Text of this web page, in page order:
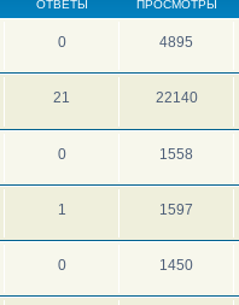
ОТВЕТЫ ПРОСМОТРЫ
0 4895
21 22140
0 1558
1 1597
0 1450